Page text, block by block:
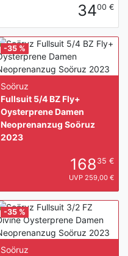
3400 €
Soöruz
Fullsuit 5/4 BZ Fly+
Oysterprene Damen
Neoprenanzug Soöruz
2023
168 35 €
UVP 259,00 €
-35 %
Soöruz
-35 %